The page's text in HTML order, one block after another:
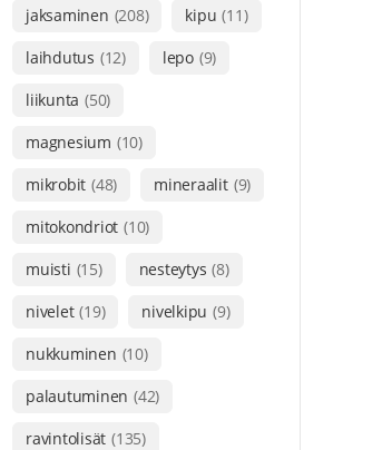
jaksaminen (208) kipu (11)
laihdutus (12) lepo (9)
liikunta (50)
magnesium (10)
mikrobit (48) mineraalit (9)
mitokondriot (10)
muisti (15) nesteytys (8)
nivelet (19) nivelkipu (9)
nukkuminen (10)
palautuminen (42)
ravintolisät (135)